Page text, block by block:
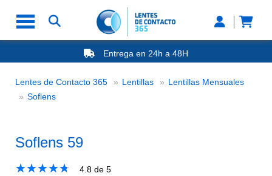
Entrega en 24h a 48H
-20% Gafas de Lectura
Nº1 en Opinión de los Clientes
Lentes de Contacto 365 Lentillas
Lentillas Mensuales
SoflensSoflens 59
Soflens 59
★★★★★
☆☆☆☆☆ 4.8 de 5